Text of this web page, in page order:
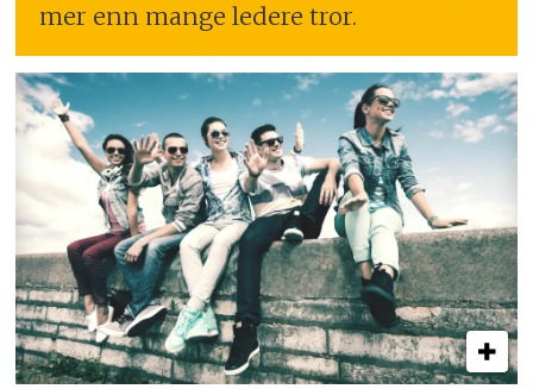
mer enn mange ledere tror.